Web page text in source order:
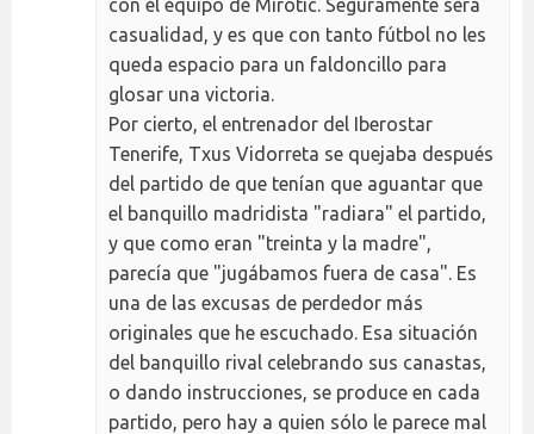
con el equipo de Mirotic. Seguramente será
casualidad, y es que con tanto fútbol no les
queda espacio para un faldoncillo para
glosar una victoria.
Por cierto, el entrenador del Iberostar
Tenerife, Txus Vidorreta se quejaba después
del partido de que tenían que aguantar que
el banquillo madridista "radiara" el partido,
y que como eran "treinta y la madre",
parecía que "jugábamos fuera de casa". Es
una de las excusas de perdedor más
originales que he escuchado. Esa situación
del banquillo rival celebrando sus canastas,
o dando instrucciones, se produce en cada
partido, pero hay a quien sólo le parece mal